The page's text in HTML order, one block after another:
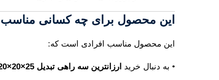
این محصول برای چه کسانی
این محصول مناسب افرادی است که:
• به دنبال خرید ارزانترین سه راهی تبدیل 25×20×20 آذین